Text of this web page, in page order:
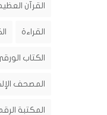
القرآن
القراءة
الكتاب
المصحف
المكتبة